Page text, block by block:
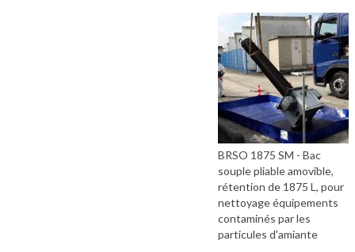
BRSO 1875 SM - Bac
souple pliable amovible,
rétention de 1875 L, pour
nettoyage équipements
contaminés par les
particules d'amiante